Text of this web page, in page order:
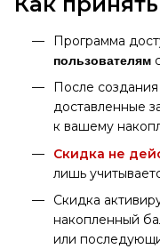
Программа
пользователям
После
доставленные
к вашему
Скидка не
лишь
Скидка
накопленный
или